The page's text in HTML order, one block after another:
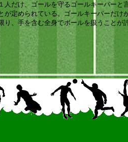
人だけ、ゴールを守るゴールキーパーと
が定められている。ゴールキーパーだけ
り、手を含む全身でボールを扱うことが